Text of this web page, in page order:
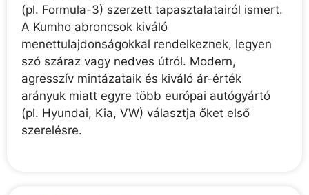
(pl. Formula-3) szerzett tapasztalatairól ismert.
A Kumho abroncsok kiváló
menettulajdonságokkal rendelkeznek, legyen
szó száraz vagy nedves útról. Modern,
agresszív mintázataik és kiváló ár-érték
arányuk miatt egyre több európai autógyártó
(pl. Hyundai, Kia, VW) választja őket első
szerelésre.